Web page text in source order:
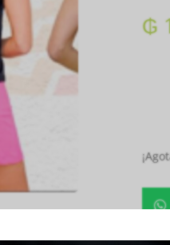
₲
